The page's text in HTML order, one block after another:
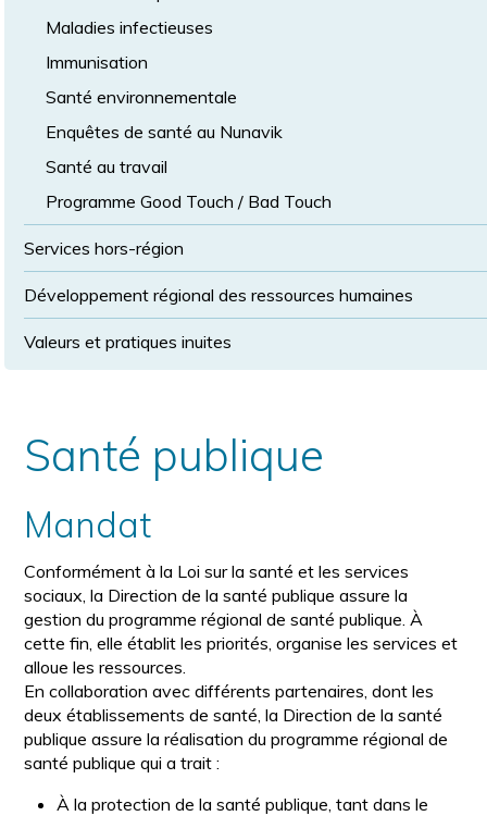
Maladies infectieuses
Immunisation
Santé environnementale
Enquêtes de santé au Nunavik
Santé au travail
Programme Good Touch / Bad Touch
Services hors-région
Développement régional des ressources humaines
Valeurs et pratiques inuites
Santé publique
Mandat
Conformément à la Loi sur la santé et les services
sociaux, la Direction de la santé publique assure la
gestion du programme régional de santé publique. À
cette fin, elle établit les priorités, organise les services et
alloue les ressources.
En collaboration avec différents partenaires, dont les
deux établissements de santé, la Direction de la santé
publique assure la réalisation du programme régional de
santé publique qui a trait :
À la protection de la santé publique, tant dans le